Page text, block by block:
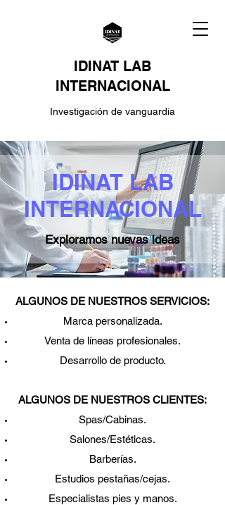
IDINAT LAB
INTERNACIONAL
Investigación de vanguardia
IDINAT LAB
INTERNACIONAL
Exploramos nuevas ideas
ALGUNOS DE NUESTROS SERVICIOS:
Marca personalizada.
Venta de líneas profesionales.
Desarrollo de producto.
ALGUNOS DE NUESTROS CLIENTES:
Spas/Cabinas.
Salones/Estéticas.
Barberías.
Estudios pestañas/cejas.
Especialistas pies y manos.